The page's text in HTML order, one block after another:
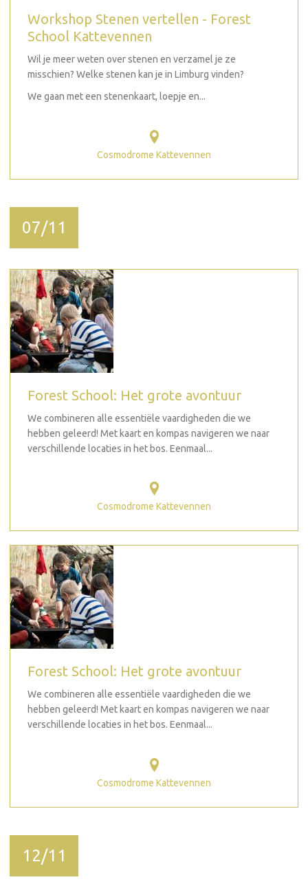
Workshop Stenen vertellen - Forest
School Kattevennen
Wil je meer weten over stenen en verzamel je ze
misschien? Welke stenen kan je in Limburg vinden?
We gaan met een stenenkaart, loepje en...
Cosmodrome Kattevennen
07/11
Forest School: Het grote avontuur
We combineren alle essentiële vaardigheden die we
hebben geleerd! Met kaart en kompas navigeren we naar
verschillende locaties in het bos. Eenmaal...
Cosmodrome Kattevennen
Forest School: Het grote avontuur
We combineren alle essentiële vaardigheden die we
hebben geleerd! Met kaart en kompas navigeren we naar
verschillende locaties in het bos. Eenmaal...
Cosmodrome Kattevennen
12/11